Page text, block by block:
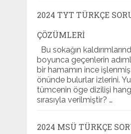
2024 TYT TÜRKÇE
ÇÖZÜMLERI
Bu sokağın
boyunca geçenlerin
bir hamamın ince işlenmiş
önünde bulurlar izlerini.
tümcenin öge dizilişi
sırasıyla verilmiştir? …
2024 MSÜ TÜRKÇE